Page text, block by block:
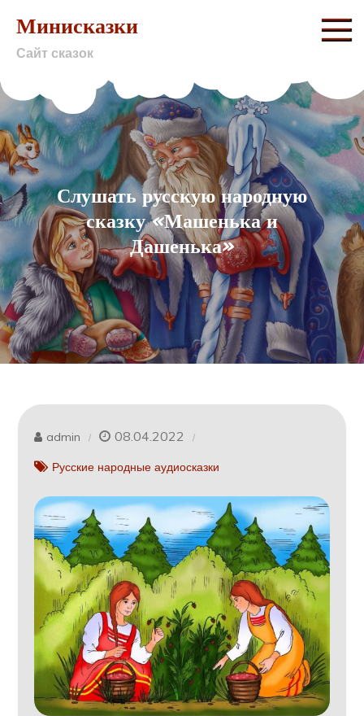
content
Минисказки
Сайт сказок
Слушать русскую народную
сказку «Машенька и
Дашенька»
admin 08.04.2022
Русские народные аудиосказки